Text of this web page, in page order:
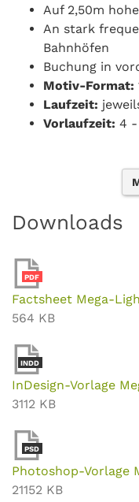
Auf 2,50m
An stark
Bahnhöfen
Buchung in
Motiv-Format:
Laufzeit:
Vorlaufzeit: 4 -
Downloads
PDF
Factsheet Mega-
564 KB
INDD
InDesign-Vorlage
3112 KB
PSD
Photoshop-Vorlage
21152 KB